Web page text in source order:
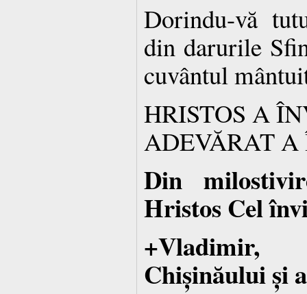
Dorindu-vă
din darurile
cuvântul
HRISTOS A
ADEVĂRAT
Din
Hristos Cel
Chișinăului și